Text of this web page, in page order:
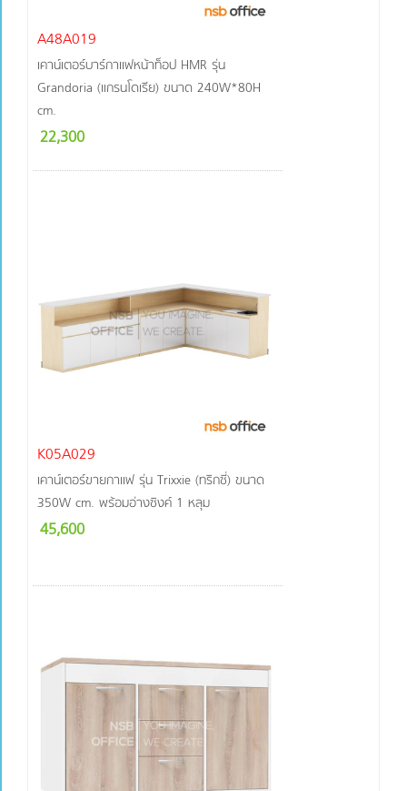
A48A019
เคาน์เตอร์บาร์กาแฟหน้าท็อป HMR รุ่น
Grandoria (แกรนโดเรีย) ขนาด 240W*80H
cm.
22,300
K05A029
เคาน์เตอร์ขายกาแฟ รุ่น Trixxie (ทริกซี่) ขนาด
350W cm. พร้อมอ่างซิงค์ 1 หลุม
45,600